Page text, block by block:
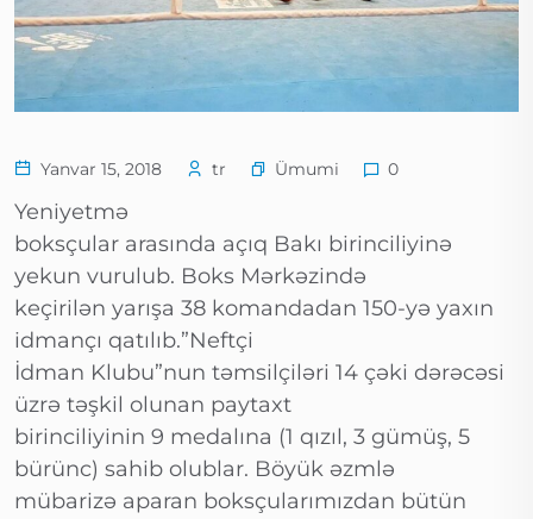
Yanvar 15, 2018 tr Ümumi 0
Yeniyetmə
boksçular arasında açıq Bakı birinciliyinə
yekun vurulub. Boks Mərkəzində
keçirilən yarışa 38 komandadan 150-yə yaxın
idmançı qatılıb.”Neftçi
İdman Klubu”nun təmsilçiləri 14 çəki dərəcəsi
üzrə təşkil olunan paytaxt
birinciliyinin 9 medalına (1 qızıl, 3 gümüş, 5
bürünc) sahib olublar. Böyük əzmlə
mübarizə aparan boksçularımızdan bütün